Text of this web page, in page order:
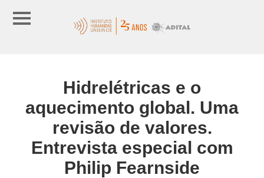
Hidrelétricas e o
aquecimento global. Uma
revisão de valores.
Entrevista especial com
Philip Fearnside